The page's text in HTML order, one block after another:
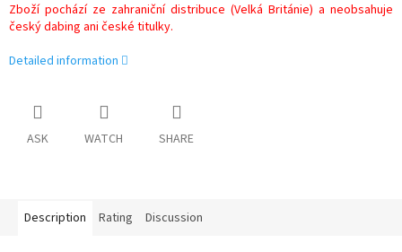
Zboží pochází ze zahraniční distribuce (Velká Británie) a neobsahuje
český dabing ani české titulky.
Detailed information
ASK WATCH SHARE
Description Rating Discussion